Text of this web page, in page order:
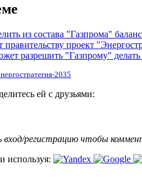
из состава "Газпрома"
правительству проект
разрешить "Газпрому" делать
2035
ей с друзьями:
регистрацию чтобы
используя: